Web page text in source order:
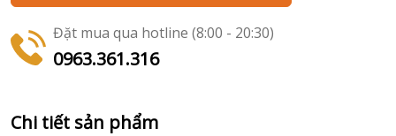
Đặt mua qua hotline (8:00 - 20:30)
0963.361.316
Chi tiết sản phẩm